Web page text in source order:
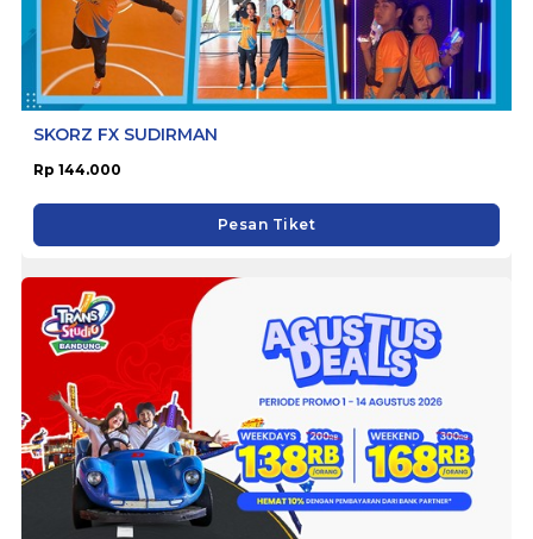
SKORZ FX SUDIRMAN
Rp 144.000
Pesan Tiket